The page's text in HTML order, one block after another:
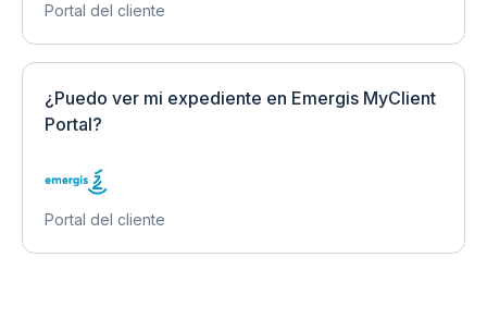
Portal del cliente
¿Puedo ver mi expediente en Emergis MyClient
Portal?
Portal del cliente